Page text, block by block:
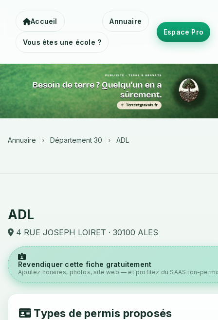
Accueil Annuaire
Vous êtes une école ?
Espace Pro
Annuaire › Département 30 › ADL
ADL
4 RUE JOSEPH LOIRET · 30100 ALES
Revendiquer cette fiche gratuitement
Ajoutez horaires, photos, site web — et profitez du SAAS ton-
Types de permis proposés